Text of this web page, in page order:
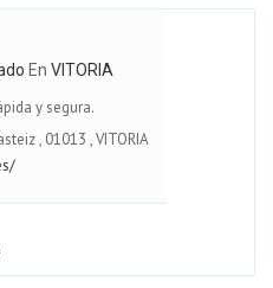
En VITORIA
y segura.
, 01013 ,VITORIA